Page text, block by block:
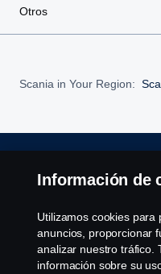
Otros
Scania in Your Region:
Aviso Legal
Declaración de
Política de cookies
Información de
Utilizamos cookies para
anuncios, proporcionar
analizar nuestro tráfico.
información sobre su